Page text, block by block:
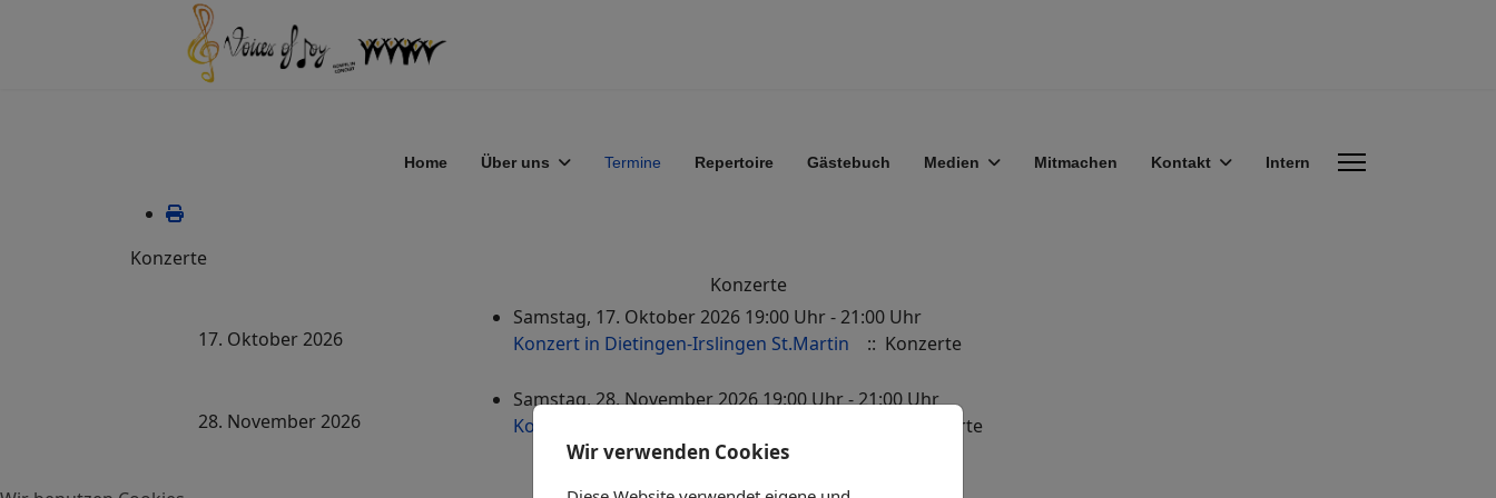
Home Über uns Termine Repertoire Gästebuch Medien Mitmachen Kontakt Intern
Konzerte
Konzerte
17. Oktober 2026
Samstag, 17. Oktober 2026 19:00 Uhr - 21:00 Uhr
Konzert in Dietingen-Irslingen St.Martin
:: Konzerte
28. November 2026
Samstag, 28. November 2026 19:00 Uhr - 21:00 Uhr
Konzert in der Christengemeinde Freiburg
:: Konzerte
Wir verwenden Cookies